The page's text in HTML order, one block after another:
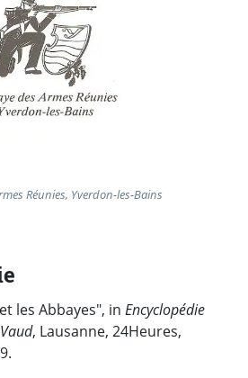
Réunies, Yverdon-les-Bains
les Abbayes", in Encyclopédie
, Lausanne, 24Heures,